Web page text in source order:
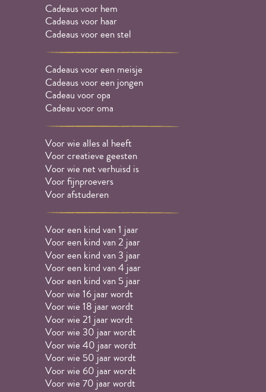
Cadeaus voor hem
Cadeaus voor haar
Cadeaus voor een stel
Cadeaus voor een meisje
Cadeaus voor een jongen
Cadeau voor opa
Cadeau voor oma
Voor wie alles al heeft
Voor creatieve geesten
Voor wie net verhuisd is
Voor fijnproevers
Voor afstuderen
Voor een kind van 1 jaar
Voor een kind van 2 jaar
Voor een kind van 3 jaar
Voor een kind van 4 jaar
Voor een kind van 5 jaar
Voor wie 16 jaar wordt
Voor wie 18 jaar wordt
Voor wie 21 jaar wordt
Voor wie 30 jaar wordt
Voor wie 40 jaar wordt
Voor wie 50 jaar wordt
Voor wie 60 jaar wordt
Voor wie 70 jaar wordt